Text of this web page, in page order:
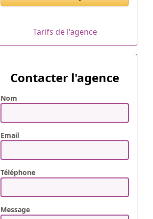
Tarifs de l'agence
Contacter l'agence
Nom
Email
Téléphone
Message